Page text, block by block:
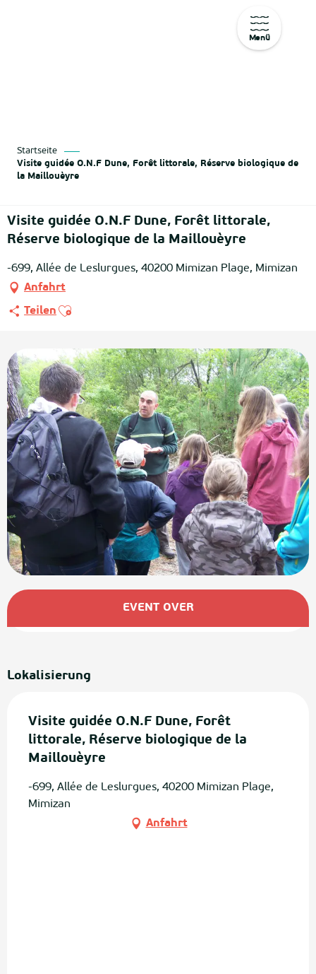
Menü
Startseite
Visite guidée O.N.F Dune, Forêt littorale, Réserve biologique de
la Maillouèyre
Visite guidée O.N.F Dune, Forêt littorale,
Réserve biologique de la Maillouèyre
-699, Allée de Leslurgues, 40200 Mimizan Plage, Mimizan
Anfahrt
Teilen Ajouter aux favoris
Öffnungszeiten & Kontaktdaten
EVENT OVER
Lokalisierung
Visite guidée O.N.F Dune, Forêt
littorale, Réserve biologique de la
Maillouèyre
-699, Allée de Leslurgues, 40200 Mimizan Plage,
Mimizan
Anfahrt